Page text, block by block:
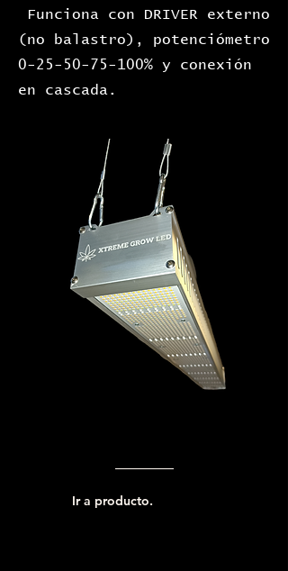
Funciona con DRIVER externo
(no balastro), potenciómetro
0-25-50-75-100% y conexión
en cascada.
Ir a producto.